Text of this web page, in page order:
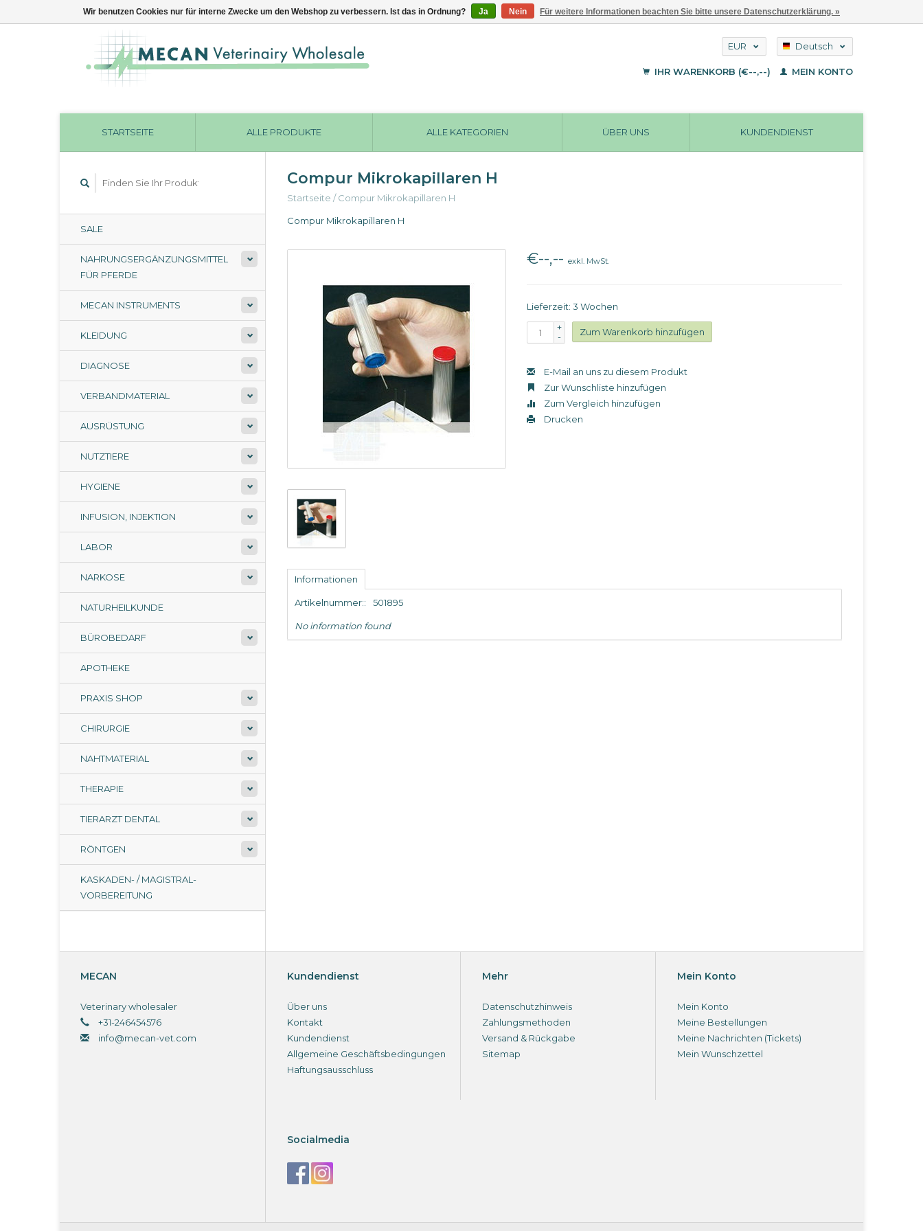
EUR
USD
Deutsch
Français
IHR WARENKORB (€--,--) MEIN KONTO
STARTSEITE ALLE PRODUKTE ALLE KATEGORIEN ÜBER UNS KUNDENDIENST
SALE
NAHRUNGSERGÄNZUNGSMITTEL
FÜR PFERDE
MECAN INSTRUMENTS
KLEIDUNG
DIAGNOSE
VERBANDMATERIAL
AUSRÜSTUNG
NUTZTIERE
HYGIENE
INFUSION, INJEKTION
LABOR
NARKOSE
NATURHEILKUNDE
BÜROBEDARF
APOTHEKE
PRAXIS SHOP
CHIRURGIE
NAHTMATERIAL
THERAPIE
TIERARZT DENTAL
RÖNTGEN
KASKADEN- / MAGISTRAL-
VORBEREITUNG
Compur Mikrokapillaren H
Startseite /Compur Mikrokapillaren H
Compur Mikrokapillaren H
€--,--exkl. MwSt.
Lieferzeit: 3 Wochen
+
-
Zum Warenkorb hinzufügen
E-Mail an uns zu diesem Produkt
Zur Wunschliste hinzufügen
Zum Vergleich hinzufügen
Drucken
Informationen
Artikelnummer:: 501895
No information found
MECAN
Veterinary wholesaler
+31-246454576
info@mecan-vet.com
Kundendienst
Über uns
Kontakt
Kundendienst
Allgemeine Geschäftsbedingungen
Haftungsausschluss
Mehr
Datenschutzhinweis
Zahlungsmethoden
Versand & Rückgabe
Sitemap
Mein Konto
Mein Konto
Meine Bestellungen
Meine Nachrichten (Tickets)
Mein Wunschzettel
Socialmedia
Wir benutzen Cookies nur für interne Zwecke um den Webshop zu verbessern. Ist das in Ordnung? Ja Nein Für weitere Informationen beachten Sie bitte unsere Datenschutzerklärung. »